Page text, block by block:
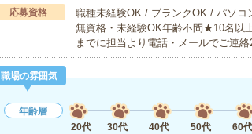
応募資格
職種未経験OK / ブランクOK / パソコ
無資格・未経験OK年齢不問★10名以
までに担当より電話・メールでご連
職場の雰囲気
年齢層
20代
30代 40代 50代 60代